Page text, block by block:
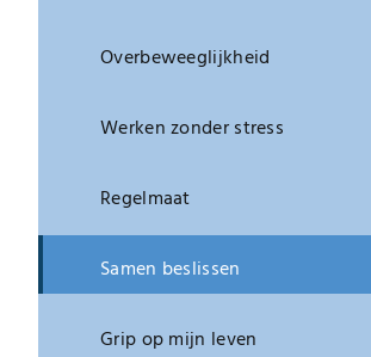
Overbeweeglijkheid
Werken zonder stress
Regelmaat
Samen beslissen
Grip op mijn leven